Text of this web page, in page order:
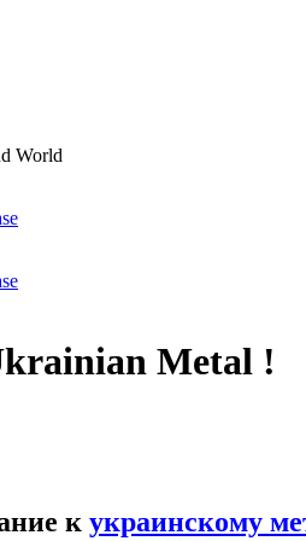
World
Metal !
к украинскому